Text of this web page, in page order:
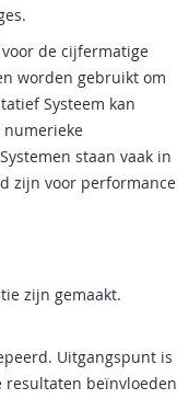
de cijfermatige
worden gebruikt om
Systeem kan
numerieke
staan vaak in
zijn voor performance
zijn gemaakt.
Uitgangspunt is
resultaten beïnvloeden